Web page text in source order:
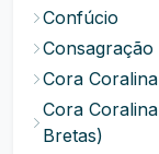
Confúcio
Consagração
Cora Coralina
Cora
Bretas)